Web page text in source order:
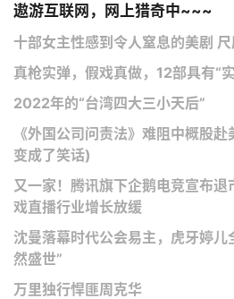
遨游互联网，网上猎奇中~~~
十部女主性感到令人窒息的美剧
真枪实弹，假戏真做，12部具有“
2022年的“台湾四大三小天后”
《外国公司问责法》难阻中概股
变成了笑话)
又一家！腾讯旗下企鹅电竞宣布
戏直播行业增长放缓
沈曼落幕时代公会易主，虎牙婷儿
然盛世”
万里独行悍匪周克华